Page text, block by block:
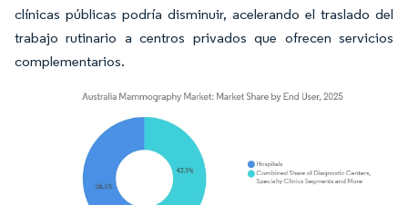
clínicas públicas podría disminuir, acelerando el traslado del
trabajo rutinario a centros privados que ofrecen servicios
complementarios.